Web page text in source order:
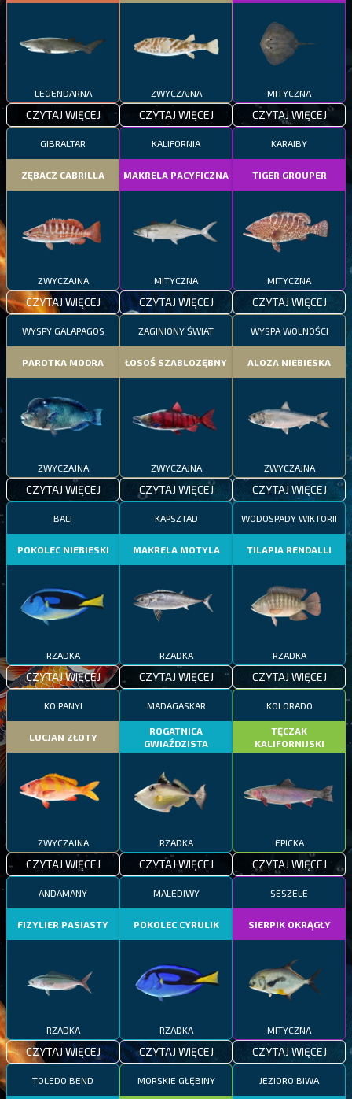
LEGENDARNA
CZYTAJ WIĘCEJ
ZWYCZAJNA
CZYTAJ WIĘCEJ
MITYCZNA
CZYTAJ WIĘCEJ
GIBRALTAR
ZĘBACZ CABRILLA
ZWYCZAJNA
CZYTAJ WIĘCEJ
KALIFORNIA
MAKRELA PACYFICZNA
MITYCZNA
CZYTAJ WIĘCEJ
KARAIBY
TIGER GROUPER
MITYCZNA
CZYTAJ WIĘCEJ
WYSPY GALAPAGOS
PAROTKA MODRA
ZWYCZAJNA
CZYTAJ WIĘCEJ
ZAGINIONY ŚWIAT
ŁOSOŚ SZABLOZĘBNY
ZWYCZAJNA
CZYTAJ WIĘCEJ
WYSPA WOLNOŚCI
ALOZA NIEBIESKA
ZWYCZAJNA
CZYTAJ WIĘCEJ
BALI
POKOLEC NIEBIESKI
RZADKA
CZYTAJ WIĘCEJ
KAPSZTAD
MAKRELA MOTYLA
RZADKA
CZYTAJ WIĘCEJ
WODOSPADY WIKTORII
TILAPIA RENDALLI
RZADKA
CZYTAJ WIĘCEJ
KO PANYI
LUCJAN ZŁOTY
ZWYCZAJNA
CZYTAJ WIĘCEJ
MADAGASKAR
ROGATNICA
GWIAŹDZISTA
RZADKA
CZYTAJ WIĘCEJ
KOLORADO
TĘCZAK
KALIFORNIJSKI
EPICKA
CZYTAJ WIĘCEJ
ANDAMANY
FIZYLIER PASIASTY
RZADKA
CZYTAJ WIĘCEJ
MALEDIWY
POKOLEC CYRULIK
RZADKA
CZYTAJ WIĘCEJ
SESZELE
SIERPIK OKRĄGŁY
MITYCZNA
CZYTAJ WIĘCEJ
TOLEDO BEND MORSKIE GŁĘBINY JEZIORO BIWA